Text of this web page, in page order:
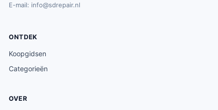
E-mail: info@sdrepair.nl
ONTDEK
Koopgidsen
Categorieën
OVER